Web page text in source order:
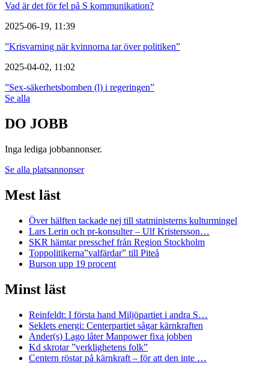
Vad är det för fel på S kommunikation?
2025-06-19, 11:39
”Krisvarning när kvinnorna tar över politiken”
2025-04-02, 11:02
”Sex-säkerhetsbomben (l) i regeringen”
Se alla
DO JOBB
Inga lediga jobbannonser.
Se alla platsannonser
Mest läst
Över hälften tackade nej till statministerns kulturmingel
Lars Lerin och pr-konsulter – Ulf Kristersson…
SKR hämtar presschef från Region Stockholm
Toppolitikerna”valfärdar” till Piteå
Burson upp 19 procent
Minst läst
Reinfeldt: I första hand Miljöpartiet i andra S…
Seklets energi: Centerpartiet sågar kärnkraften
Ander(s) Lago låter Manpower fixa jobben
Kd skrotar ”verklighetens folk”
Centern röstar på kärnkraft – för att den inte …